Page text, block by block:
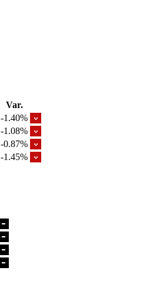
Var.
-1.40%
-1.08%
-0.87%
-1.45%